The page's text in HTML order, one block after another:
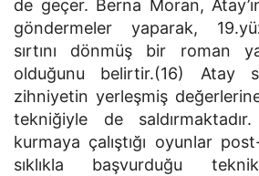
de geçer. Berna Moran,
göndermeler yaparak,
sırtını dönmüş bir roman
olduğunu belirtir.(16) Atay
zihniyetin yerleşmiş
tekniğiyle de
kurmaya çalıştığı oyunlar
sıklıkla başvurduğu